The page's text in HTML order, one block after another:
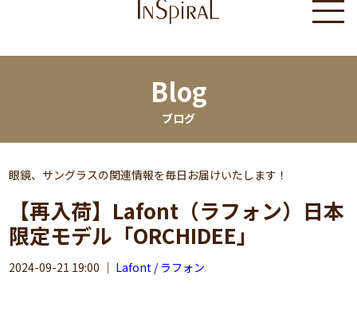
Blog
ブログ
眼鏡、サングラスの関連情報を毎日お届けいたします！
【再入荷】Lafont（ラフォン）日本
限定モデル「ORCHIDEE」
2024-09-21 19:00 ｜ Lafont / ラフォン